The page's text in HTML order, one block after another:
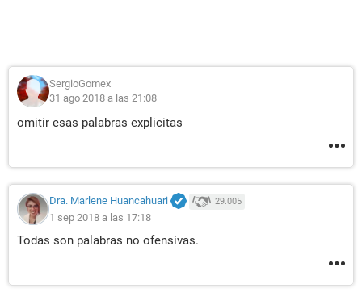
SergioGomex
31 ago 2018 a las 21:08
omitir esas palabras explicitas
Dra. Marlene Huancahuari 29.005
1 sep 2018 a las 17:18
Todas son palabras no ofensivas.